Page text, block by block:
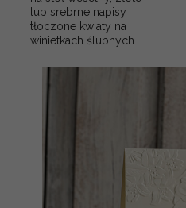
lub srebrne napisy
tłoczone kwiaty na
winietkach ślubnych